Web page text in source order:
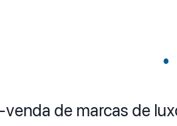
venda de marcas de